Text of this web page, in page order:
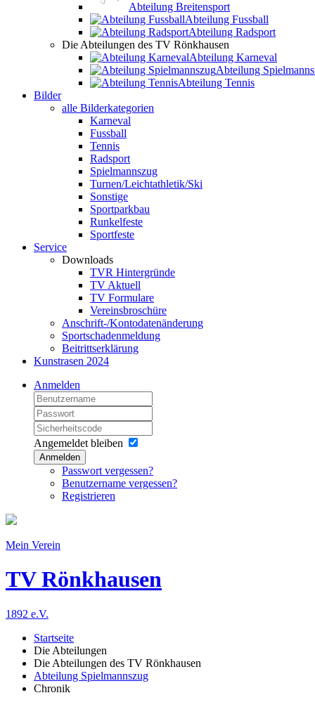
Abteilung Breitensport
Abteilung Fussball
Abteilung Radsport
Die Abteilungen des TV Rönkhausen
Abteilung Karneval
Abteilung
Abteilung Tennis
Bilder
alle Bilderkategorien
Karneval
Fussball
Tennis
Radsport
Spielmannszug
Turnen/Leichtathletik/Ski
Sonstige
Sportparkbau
Runkelfeste
Sportfeste
Service
Downloads
TVR Hintergründe
TV Aktuell
TV Formulare
Vereinsbroschüre
Anschrift-/Kontodatenänderung
Sportschadenmeldung
Beitrittserklärung
Kunstrasen 2024
Anmelden
Angemeldet bleiben
Anmelden
Passwort vergessen?
Benutzername vergessen?
Registrieren
Mein Verein
TV Rönkhausen
1892 e.V.
Startseite
Die Abteilungen
Die Abteilungen des TV Rönkhausen
Abteilung Spielmannszug
Chronik